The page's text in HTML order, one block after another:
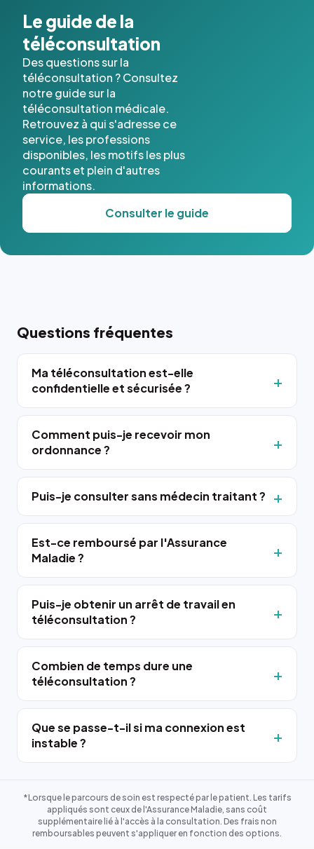
Le guide de la
téléconsultation
Des questions sur la
téléconsultation ? Consultez
notre guide sur la
téléconsultation médicale.
Retrouvez à qui s'adresse ce
service, les professions
disponibles, les motifs les plus
courants et plein d'autres
informations.
Consulter le guide
Questions fréquentes
Ma téléconsultation est-elle
confidentielle et sécurisée ?
Comment puis-je recevoir mon
ordonnance ?
Puis-je consulter sans médecin traitant ?
Est-ce remboursé par l'Assurance
Maladie ?
Puis-je obtenir un arrêt de travail en
téléconsultation ?
Combien de temps dure une
téléconsultation ?
Que se passe-t-il si ma connexion est
instable ?
*Lorsque le parcours de soin est respecté par le patient. Les tarifs
appliqués sont ceux de l'Assurance Maladie, sans coût
supplémentaire lié à l'accès à la consultation. Des frais non
remboursables peuvent s'appliquer en fonction des options.